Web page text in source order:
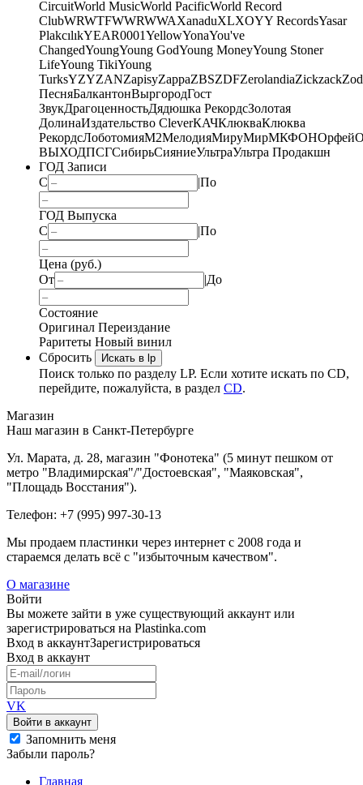
CircuitWorld MusicWorld PacificWorld Record
ClubWRWTFWWRWWAXanaduXLXOYY RecordsYasar
PlakcılıkYEAR0001YellowYonaYou've
ChangedYoungYoung GodYoung MoneyYoung Stoner
LifeYoung TikiYoung
TurksYZYZANZapisyZappaZBSZDFZerolandiaZickzack
ПесняБалкантонВыргородГост
ЗвукДрагоценностьДядюшка РекордсЗолотая
ДолинаИздательство CleverКАЧКлюкваКлюква
РекордсЛоботомияМ2МелодияМируМирМКФОНОрфей
ВЫХОДПСГСибирьСияниеУльтраУльтра Продакшн
ГОД Записи
С
|По
ГОД Выпуска
С
|По
Цена (руб.)
От
|До
Состояние
Оригинал Переиздание
Раритеты Новый винил
Сбросить
Искать в lp
Поиск только по разделу LP. Если хотите искать по CD,
перейдите, пожалуйста, в раздел CD.
Магазин
Наш магазин в Санкт-Петербурге
Ул. Марата, д. 28, магазин "Фонотека" (5 минут пешком от
метро "Владимирская"/"Достоевская", "Маяковская",
"Площадь Восстания").
Телефон: +7 (995) 997-30-13
Мы продаем пластинки через интернет c 2008 года и
стараемся делать всё с "избыточным качеством".
О магазине
Войти
Вы можете зайти в уже существующий аккаунт или
зарегистрироваться на Plastinka.com
Вход в аккаунтЗарегистрироваться
Вход в аккаунт
VK
Войти в аккаунт
Запомнить меня
Забыли пароль?
Главная